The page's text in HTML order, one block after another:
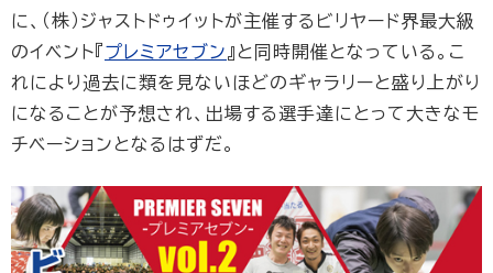
に、（株）ジャストドゥイットが主催するビリヤード界最大級
のイベント『プレミアセブン 』と同時開催となっている。こ
れにより過去に類を見ないほどのギャラリーと盛り上がり
になることが予想され、出場する選手達にとって大きなモ
チベーションとなるはずだ。